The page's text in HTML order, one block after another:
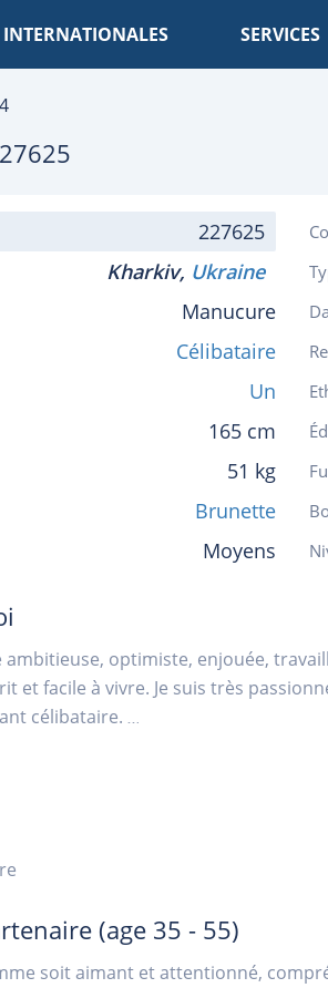
INTERNATIONALES SERVICES
227625
Kharkiv, Ukraine
Manucure
Célibataire
Un
165 cm
51 kg
Brunette
Moyens
ambitieuse, optimiste, enjouée,
et facile à vivre. Je suis très
célibataire. ...
(age 35 - 55)
soit aimant et attentionné,